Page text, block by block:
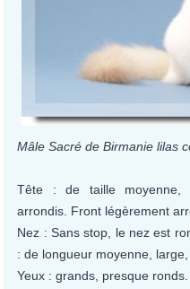
Mâle Sacré de Birmanie lilas
Tête : de taille moyenne,
arrondis. Front légèrement
Nez : Sans stop, le nez est
: de longueur moyenne,
Yeux : grands, presque ronds.